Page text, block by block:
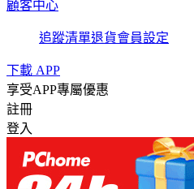
顧客中心
追蹤清單退貨會員設定
下載 APP
享受APP專屬優惠
註冊
登入